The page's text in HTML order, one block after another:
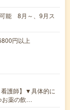
能 8月～、9月ス
円以上
看護師】▼具体的に
お薬の飲…